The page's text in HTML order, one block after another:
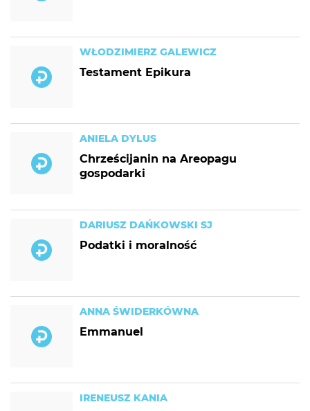
WŁODZIMIERZ GALEWICZ
Testament Epikura
ANIELA DYLUS
Chrześcijanin na Areopagu
gospodarki
DARIUSZ DAŃKOWSKI SJ
Podatki i moralność
ANNA ŚWIDERKÓWNA
Emmanuel
IRENEUSZ KANIA